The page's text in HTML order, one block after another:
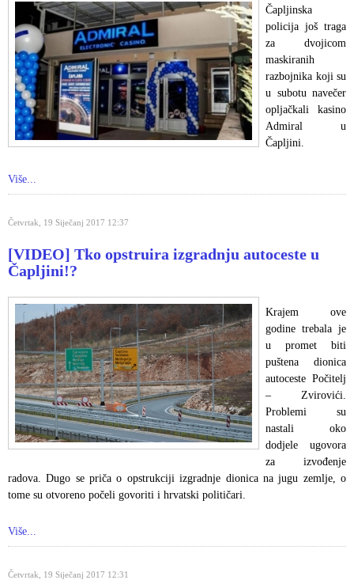
Čapljinska
policija još traga
za dvojicom
maskiranih
razbojnika koji su
u subotu navečer
opljačkali kasino
Admiral u
Čapljini.
Više...
Četvrtak, 19 Siječanj 2017 12:37
[VIDEO] Tko opstruira izgradnju autoceste u
Čapljini!?
Krajem ove
godine trebala je
u promet biti
puštena dionica
autoceste Počitelj
– Zvirovići.
Problemi su
nastali oko
dodjele ugovora
za izvođenje
radova. Dugo se priča o opstrukciji izgradnje dionica na jugu zemlje, o
tome su otvoreno počeli govoriti i hrvatski političari.
Više...
Četvrtak, 19 Siječanj 2017 12:31